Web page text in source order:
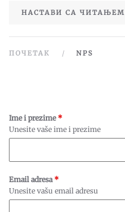
НАСТАВИ СА ЧИТАЊЕМ
ПОЧЕТАК NPS
Ime i prezime *
Unesite vaše ime i prezime
Email adresa *
Unesite vašu email adresu